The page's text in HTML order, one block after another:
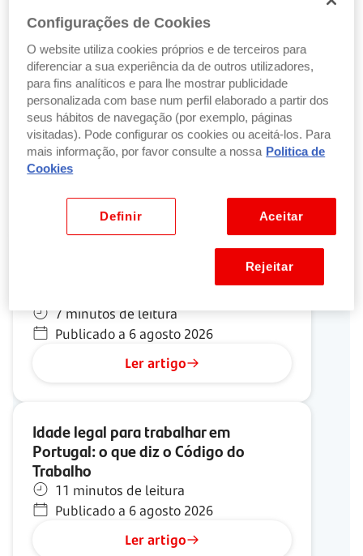
Artigo do dia
Ler artigo
Finanças
Central de Responsabilidades de
Crédito: o que é, para que serve e
7 minutos de leitura
Publicado a 6 agosto 2026
Ler artigo
Idade legal para trabalhar em
Portugal: o que diz o Código do
Trabalho
11 minutos de leitura
Publicado a 6 agosto 2026
Ler artigo
Configurações de Cookies
O website utiliza cookies próprios e de terceiros para
diferenciar a sua experiência da de outros utilizadores,
para fins analíticos e para lhe mostrar publicidade
personalizada com base num perfil elaborado a partir dos
seus hábitos de navegação (por exemplo, páginas
visitadas). Pode configurar os cookies ou aceitá-los. Para
mais informação, por favor consulte a nossa Politica de
Cookies
Aceitar
Definir
Rejeitar